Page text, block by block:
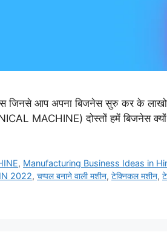
जिनसे आप अपना बिजनेस सुरु कर के
MACHINE) दोस्तों हमें बिजनेस क्यों
, Manufacturing Business Ideas in
2022, चप्पल बनाने वाली मशीन, टेक्निकल मशीन,